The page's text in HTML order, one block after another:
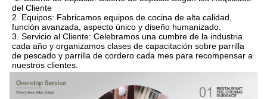
del Cliente
2. Equipos: Fabricamos equipos de cocina de alta calidad,
función avanzada, aspecto único y diseño humanizado.
3. Servicio al Cliente: Celebramos una cumbre de la industria
cada año y organizamos clases de capacitación sobre parrilla
de pescado y parrilla de cordero cada mes para recompensar a
nuestros clientes.